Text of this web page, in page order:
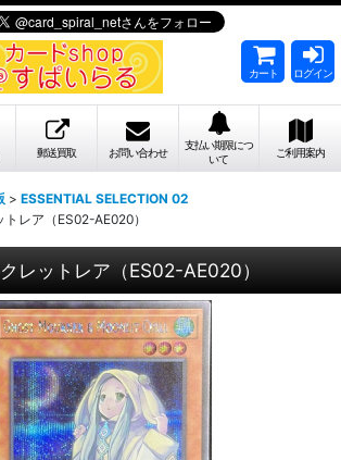
カート ログイン
郵送買取 お問い合わせ
支払い期限につ
いて
ご利用案内
> ESSENTIAL SELECTION 02
レア（ES02-AE020）
レットレア（ES02-AE020）